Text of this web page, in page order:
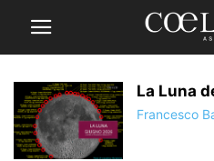
La Luna
Francesco